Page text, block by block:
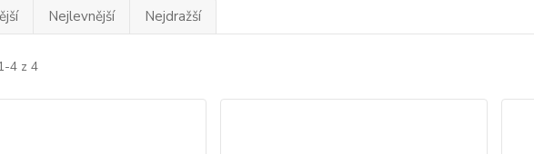
Nejlevnější Nejdražší
4 z 4